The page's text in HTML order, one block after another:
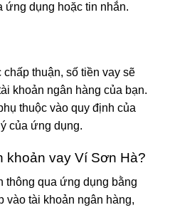
ứng dụng hoặc tin nhắn.
thuận, số tiền vay sẽ
khoản ngân hàng của bạn.
thuộc vào quy định của
của ứng dụng.
khoản vay Ví Sơn Hà?
thông qua ứng dụng bằng
vào tài khoản ngân hàng,